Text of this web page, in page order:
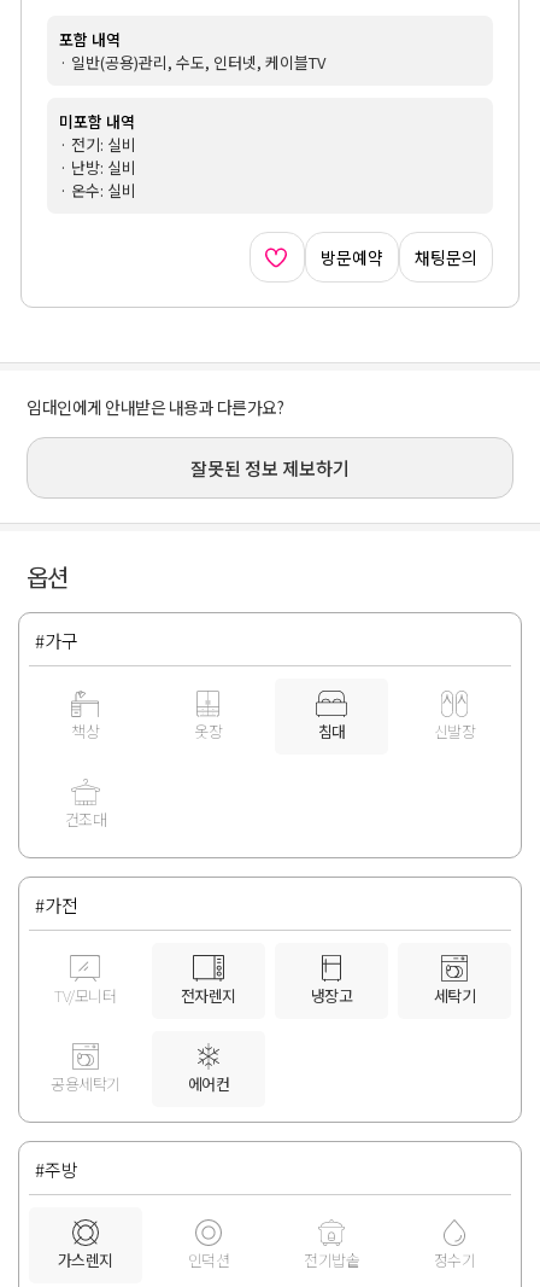
포함 내역
· 일반(공용)관리, 수도, 인터넷, 케이블TV
미포함 내역
· 전기: 실비
· 난방: 실비
· 온수: 실비
방문예약 채팅문의
임대인에게 안내받은 내용과 다른가요?
잘못된 정보 제보하기
옵션
#가구
책상 옷장 침대 신발장
건조대
#가전
TV/모니터 전자렌지 냉장고 세탁기
공용세탁기 에어컨
#주방
가스렌지 인덕션 전기밥솥 정수기